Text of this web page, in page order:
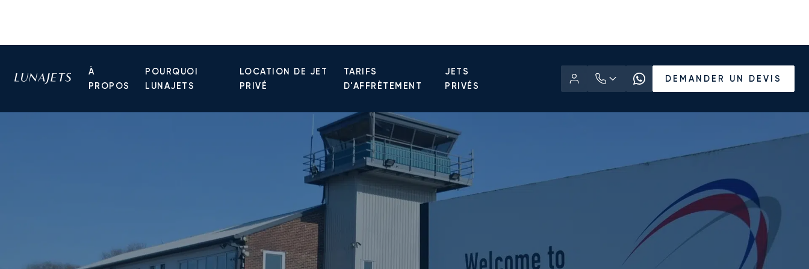
À
PROPOS
POURQUOI
LUNAJETS
LOCATION DE JET
PRIVÉ
TARIFS
D'AFFRÈTEMENT
JETS
PRIVÉS
DEMANDER UN DEVIS